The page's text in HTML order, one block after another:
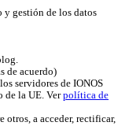
y gestión de los datos
de acuerdo)
servidores de IONOS
de la UE. Verpolítica de
otros, a acceder, rectificar,